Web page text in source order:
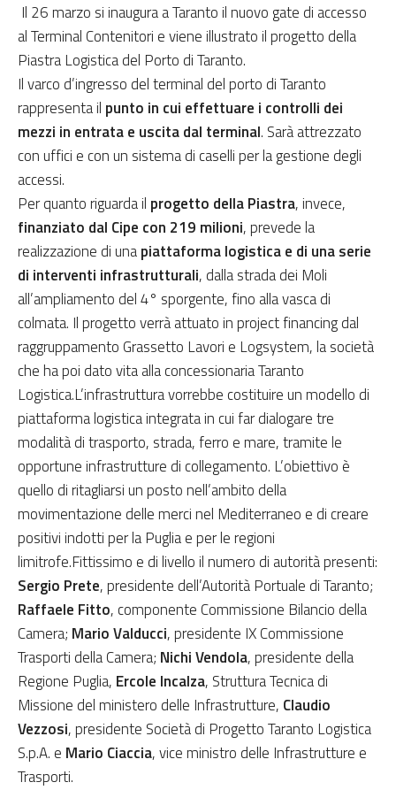
Il 26 marzo si inaugura a Taranto il nuovo gate di accesso
al Terminal Contenitori e viene illustrato il progetto della
Piastra Logistica del Porto di Taranto.
Il varco d’ingresso del terminal del porto di Taranto
rappresenta il punto in cui effettuare i controlli dei
mezzi in entrata e uscita dal terminal. Sarà attrezzato
con uffici e con un sistema di caselli per la gestione degli
accessi.
Per quanto riguarda il progetto della Piastra, invece,
finanziato dal Cipe con 219 milioni, prevede la
realizzazione di unapiattaforma logistica e di una serie
di interventi infrastrutturali, dalla strada dei Moli
all’ampliamento del 4° sporgente, fino alla vasca di
colmata. Il progetto verrà attuato in project financing dal
raggruppamento Grassetto Lavori e Logsystem, la società
che ha poi dato vita alla concessionaria Taranto
Logistica.L’infrastruttura vorrebbe costituire un modello di
piattaforma logistica integrata in cui far dialogare tre
modalità di trasporto, strada, ferro e mare, tramite le
opportune infrastrutture di collegamento. L’obiettivo è
quello di ritagliarsi un posto nell’ambito della
movimentazione delle merci nel Mediterraneo e di creare
positivi indotti per la Puglia e per le regioni
limitrofe.Fittissimo e di livello il numero di autorità presenti:
Sergio Prete, presidente dell’Autorità Portuale di Taranto;
Raffaele Fitto, componente Commissione Bilancio della
Camera; Mario Valducci, presidente IX Commissione
Trasporti della Camera; Nichi Vendola, presidente della
Regione Puglia, Ercole Incalza, Struttura Tecnica di
Missione del ministero delle Infrastrutture, Claudio
Vezzosi, presidente Società di Progetto Taranto Logistica
S.p.A. e Mario Ciaccia, vice ministro delle Infrastrutture e
Trasporti.